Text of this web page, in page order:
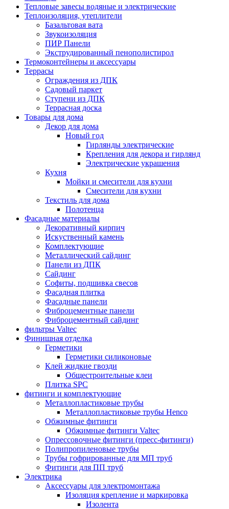
Тепловые завесы водяные и электрические
Теплоизоляция, утеплители
Базальтовая вата
Звукоизоляция
ПИР Панели
Экструдированный пенополистирол
Термоконтейнеры и аксессуары
Террасы
Ограждения из ДПК
Садовый паркет
Ступени из ДПК
Террасная доска
Товары для дома
Декор для дома
Новый год
Гирлянды электрические
Крепления для декора и гирлянд
Электрические украшения
Кухня
Мойки и смесители для кухни
Смесители для кухни
Текстиль для дома
Полотенца
Фасадные материалы
Декоративный кирпич
Искуственный камень
Комплектующие
Металлический сайдинг
Панели из ДПК
Сайдинг
Софиты, подшивка свесов
Фасадная плитка
Фасадные панели
Фиброцементные панели
Фиброцементный сайдинг
фильтры Valtec
Финишная отделка
Герметики
Герметики силиконовые
Клей жидкие гвозди
Общестроительные клеи
Плитка SPC
фитинги и комплектующие
Металлопластиковые трубы
Металлопластиковые трубы Henco
Обжимные фитинги
Обжимные фитинги Valtec
Опрессовочные фитинги (пресс-фитинги)
Полипропиленовые трубы
Трубы гофрированные для МП труб
Фитинги для ПП труб
Электрика
Аксессуары для электромонтажа
Изоляция крепление и маркировка
Изолента